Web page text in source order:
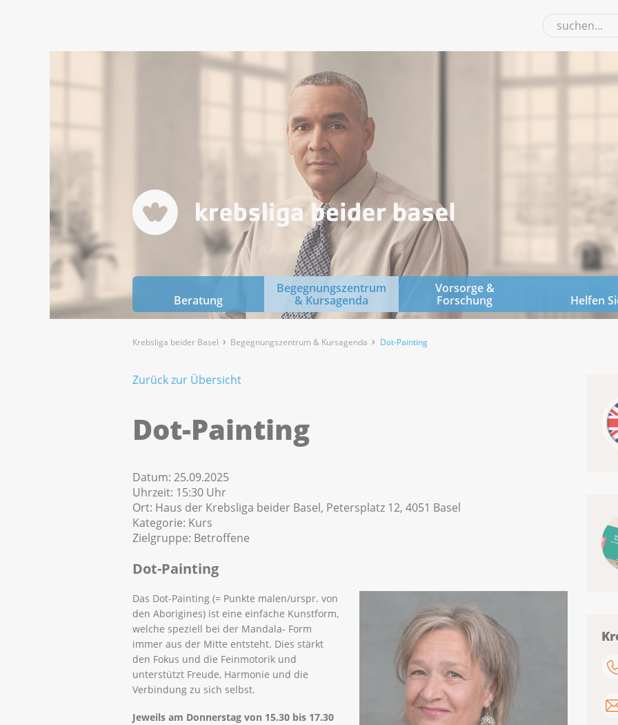
Beratung
Begegnungszentrum
& Kursagenda
Vorsorge &
Forschung
Helfen
Krebsliga beider Basel Begegnungszentrum & Kursagenda Dot-Painting
Zurück zur Übersicht
Dot-Painting
Datum: 25.09.2025
Uhrzeit: 15:30 Uhr
Ort: Haus der Krebsliga beider Basel, Petersplatz 12, 4051 Basel
Kategorie: Kurs
Zielgruppe: Betroffene
Dot-Painting
Das Dot-Painting (= Punkte malen/urspr. von
den Aborigines) ist eine einfache Kunstform,
welche speziell bei der Mandala- Form
immer aus der Mitte entsteht. Dies stärkt
den Fokus und die Feinmotorik und
unterstützt Freude, Harmonie und die
Verbindung zu sich selbst.
Jeweils am Donnerstag von 15.30 bis 17.30